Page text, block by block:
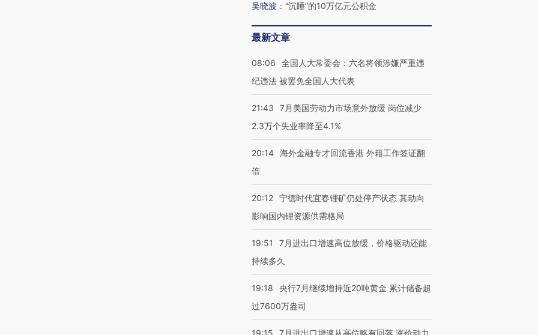
吴晓波 ： “沉睡”的10万亿元公积金
最新文章
08:06
全国人大常委会：六名将领涉嫌严重违
纪违法 被罢免全国人大代表
21:43
7月美国劳动力市场意外放缓 岗位减少
2.3万个失业率降至4.1%
20:14 海外金融专才回流香港 外籍工作签证翻
倍
20:12 宁德时代宜春锂矿仍处停产状态 其动向
影响国内锂资源供需格局
19:51
7月进出口增速高位放缓，价格驱动还能
持续多久
19:18
央行7月继续增持近20吨黄金 累计储备超
过7600万盎司
19:15
7月进出口增速从高位略有回落 涨价动力